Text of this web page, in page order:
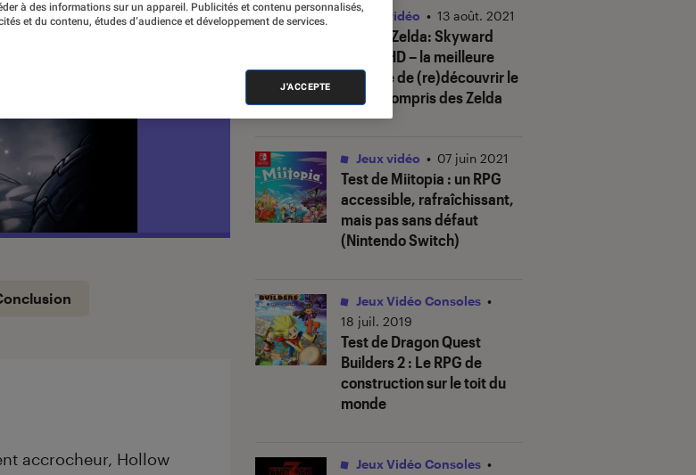
accrocheur, Hollow
Test de Zelda: Skyward
Sword HD – la meilleure
manière de (re)découvrir le
plus incompris des Zelda
Jeux vidéo • 13 août. 2021
Test de Miitopia : un RPG
accessible, rafraîchissant,
mais pas sans défaut
(Nintendo Switch)
Jeux vidéo • 07 juin 2021
Test de Dragon Quest
Builders 2 : Le RPG de
construction sur le toit du
monde
Jeux Vidéo Consoles •
18 juil. 2019
Jeux Vidéo Consoles •
à des informations sur un appareil. Publicités et contenu personnalisés,
et du contenu, études d’audience et développement de services.
J'ACCEPTE